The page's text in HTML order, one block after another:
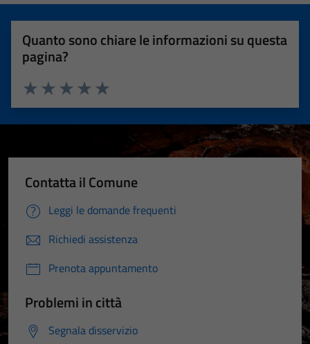
Quanto sono chiare le informazioni su questa
pagina?
Valuta 5 stelle su 5
Valuta 4 stelle su 5
Valuta 3 stelle su 5
Valuta 2 stelle su 5
Valuta 1 stelle su 5
Contatta il Comune
Leggi le domande frequenti
Richiedi assistenza
Prenota appuntamento
Problemi in città
Segnala disservizio